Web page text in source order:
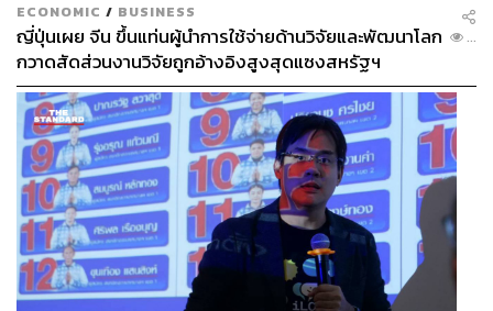
ECONOMIC / BUSINESS
ญี่ปุ่นเผย จีน ขึ้นแท่นผู้นำการใช้จ่ายด้านวิจัยและพัฒนาโลก
กวาดสัดส่วนงานวิจัยถูกอ้างอิงสูงสุดแซงสหรัฐฯ
...